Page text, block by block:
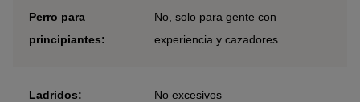
Perro para
principiantes:
No, solo para gente con
experiencia y cazadores
Ladridos: No excesivos